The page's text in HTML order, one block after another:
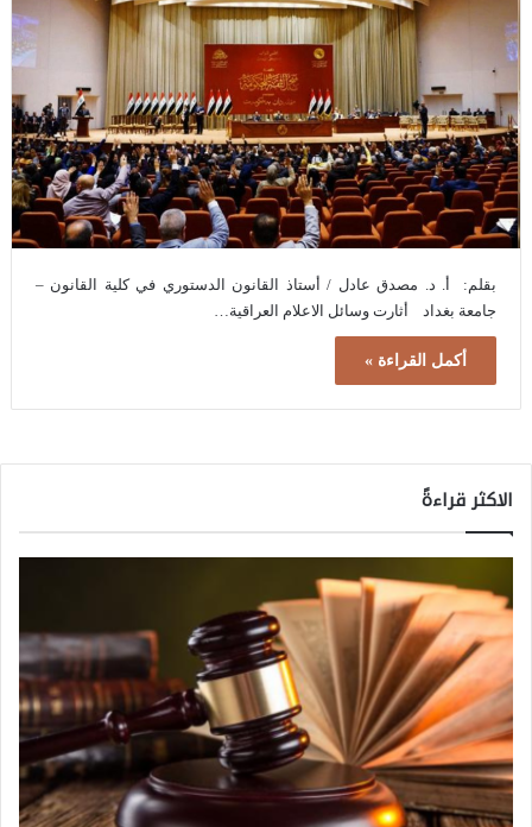
بقلم: أ. د. مصدق عادل / أستاذ القانون الدستوري في كلية القانون –
جامعة بغداد أثارت وسائل الاعلام العراقية…
أكمل القراءة »
الاكثر قراءةً